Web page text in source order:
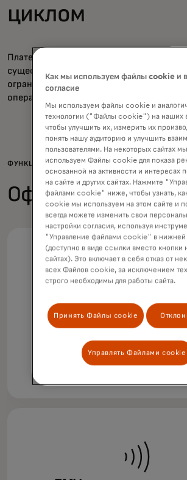
циклом
Платежные системы с открытым циклом
существующие дебетовые и кредитные
ограничивает узнаваемость бренда для
операторов.
ФУНКЦИИ
Офлайн-функции
Транспортные платежи с
циклом
Может работать.
Как мы используем файлы cookie и
согласие
Мы используем файлы cookie и
технологии ("Файлы cookie") на наших
чтобы улучшить их, измерить их
понять нашу аудиторию и улучшить
пользователями. На некоторых сайтах
используем Файлы cookie для показа
основанной на активности и интересах
на сайте и других сайтах. Нажмите
файлами cookie" ниже, чтобы узнать,
cookie мы используем на этом сайте и
всегда можете изменить свои
настройки согласия, используя
"Управление файлами cookie" в нижней
(доступно в виде ссылки вместо кнопки
сайтах). Это включает в себя отказ от
всех Файлов cookie, за исключением
строго необходимы для работы сайта.
Принять Файлы cookie
Управлять Файлами cookie